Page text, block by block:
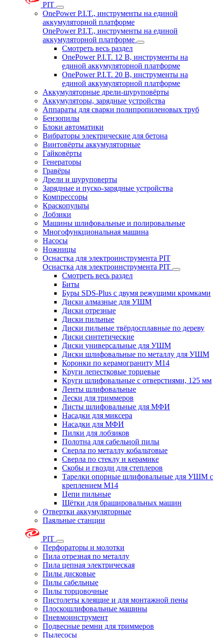
PIT
OnePower P.I.T., инструменты на единой
аккумуляторной платформе
OnePower P.I.T., инструменты на единой
аккумуляторной платформе
Смотреть весь раздел
OnePower P.I.T. 12 В, инструменты на
единой аккумуляторной платформе
OnePower P.I.T. 20 В, инструменты на
единой аккумуляторной платформе
Аккумуляторные дрели-шуруповёрты
Аккумуляторы, зарядные устройства
Аппараты для сварки полипропиленовых труб
Бензопилы
Блоки автоматики
Вибраторы электрические для бетона
Винтовёрты аккумуляторные
Гайковёрты
Генераторы
Гравёры
Дрели и шуруповерты
Зарядные и пуско-зарядные устройства
Компрессоры
Краскопульты
Лобзики
Машины шлифовальные и полировальные
Многофункциональная машина
Насосы
Ножницы
Оснастка для электроинструмента PIT
Оснастка для электроинструмента PIT
Смотреть весь раздел
Биты
Буры SDS-Plus c двумя режущими кромками
Диски алмазные для УШМ
Диски отрезные
Диски пильные
Диски пильные твёрдосплавные по дереву
Диски синтетические
Диски универсальные для УШМ
Диски шлифовальные по металлу для УШМ
Коронки по керамограниту M14
Круги лепестковые торцевые
Круги шлифовальные с отверстиями, 125 мм
Ленты шлифовальные
Лески для триммеров
Листы шлифовальные для МФИ
Насадки для миксера
Насадки для МФИ
Пилки для лобзиков
Полотна для сабельной пилы
Сверла по металлу кобальтовые
Сверла по стеклу и керамике
Скобы и гвозди для степлеров
Тарелки опорные шлифовальные для УШМ с
креплением М14
Цепи пильные
Щётки для брашировальных машин
Отвертки аккумуляторные
Паяльные станции
PIT
Перфораторы и молотки
Пила отрезная по металлу
Пила цепная электрическая
Пилы дисковые
Пилы сабельные
Пилы торцовочные
Пистолеты клеящие и для монтажной пены
Плоскошлифовальные машины
Пневмоинструмент
Подвесные ремни для триммеров
Пылесосы